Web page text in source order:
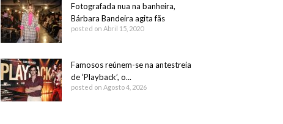
Fotografada nua na banheira,
Bárbara Bandeira agita fãs
posted on Abril 15, 2020
Famosos reúnem-se na antestreia
de ‘Playback’, o...
posted on Agosto 4, 2026